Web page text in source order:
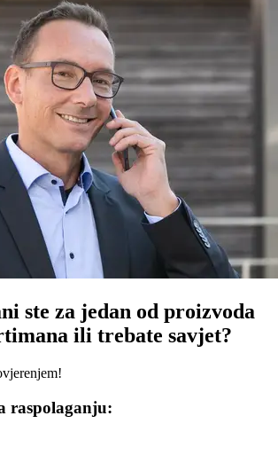
ste za jedan od proizvoda
ili trebate savjet?
raspolaganju: